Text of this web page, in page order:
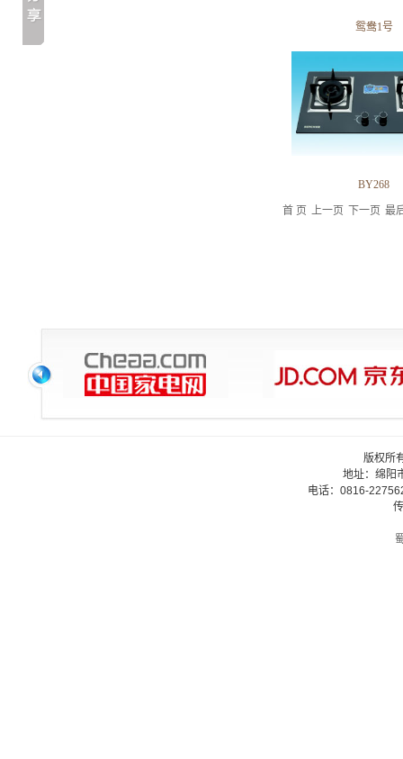
鸳鸯1号
BY268
首 页 上一页 下一页 最
版权所
地址：绵阳
电话：0816-